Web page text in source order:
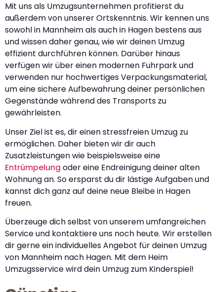
Mit uns als Umzugsunternehmen profitierst du
außerdem von unserer Ortskenntnis. Wir kennen uns
sowohl in Mannheim als auch in Hagen bestens aus
und wissen daher genau, wie wir deinen Umzug
effizient durchführen können. Darüber hinaus
verfügen wir über einen modernen Fuhrpark und
verwenden nur hochwertiges Verpackungsmaterial,
um eine sichere Aufbewahrung deiner persönlichen
Gegenstände während des Transports zu
gewährleisten.
Unser Ziel ist es, dir einen stressfreien Umzug zu
ermöglichen. Daher bieten wir dir auch
Zusatzleistungen wie beispielsweise eine
Entrümpelung oder eine Endreinigung deiner alten
Wohnung an. So ersparst du dir lästige Aufgaben und
kannst dich ganz auf deine neue Bleibe in Hagen
freuen.
Überzeuge dich selbst von unserem umfangreichen
Service und kontaktiere uns noch heute. Wir erstellen
dir gerne ein individuelles Angebot für deinen Umzug
von Mannheim nach Hagen. Mit dem Heim
Umzugsservice wird dein Umzug zum Kinderspiel!